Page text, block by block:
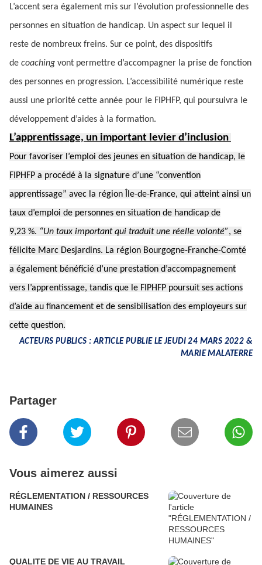
L’accent sera également mis sur l’évolution professionnelle des
personnes en situation de handicap. Un aspect sur lequel il
reste de nombreux freins. Sur ce point, des dispositifs
de coaching vont permettre d’accompagner la prise de fonction
des personnes en progression. L’accessibilité numérique reste
aussi une priorité cette année pour le FIPHFP, qui poursuivra le
développement d’aides à la formation.
L’apprentissage, un important levier d’inclusion
Pour favoriser l’emploi des jeunes en situation de handicap, le
FIPHFP a procédé à la signature d’une “convention
apprentissage” avec la région Île-de-France, qui atteint ainsi un
taux d’emploi de personnes en situation de handicap de
9,23 %. “Un taux important qui traduit une réelle volonté”, se
félicite Marc Desjardins. La région Bourgogne-Franche-Comté
a également bénéficié d’une prestation d’accompagnement
vers l’apprentissage, tandis que le FIPHFP poursuit ses actions
d’aide au financement et de sensibilisation des employeurs sur
cette question.
ACTEURS PUBLICS : ARTICLE PUBLIE LE JEUDI 24 MARS 2022 &
MARIE MALATERRE
Partager
Vous aimerez aussi
RÉGLEMENTATION / RESSOURCES
HUMAINES
QUALITE DE VIE AU TRAVAIL